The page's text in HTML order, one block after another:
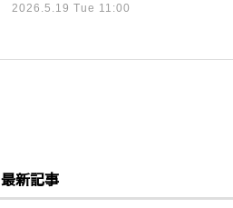
2026.5.19 Tue 11:00
最新記事